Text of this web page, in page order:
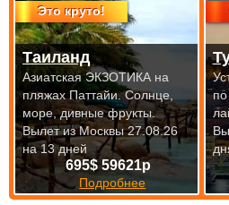
Это круто!
695$ 59621р
Подробнее
Таиланд
Азиатская ЭКЗОТИКА на
пляжах Паттайи. Солнце,
море, дивные фрукты.
Вылет из Москвы 27.08.26
на 13 дней